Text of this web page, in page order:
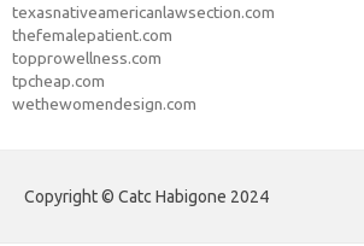
texasnativeamericanlawsection.com
thefemalepatient.com
topprowellness.com
tpcheap.com
wethewomendesign.com
Copyright © Catc Habigone 2024